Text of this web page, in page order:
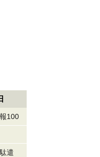
100
遣